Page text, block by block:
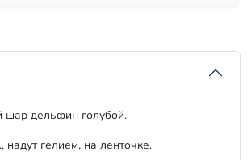
шар дельфин голубой.
надут гелием, на ленточке.